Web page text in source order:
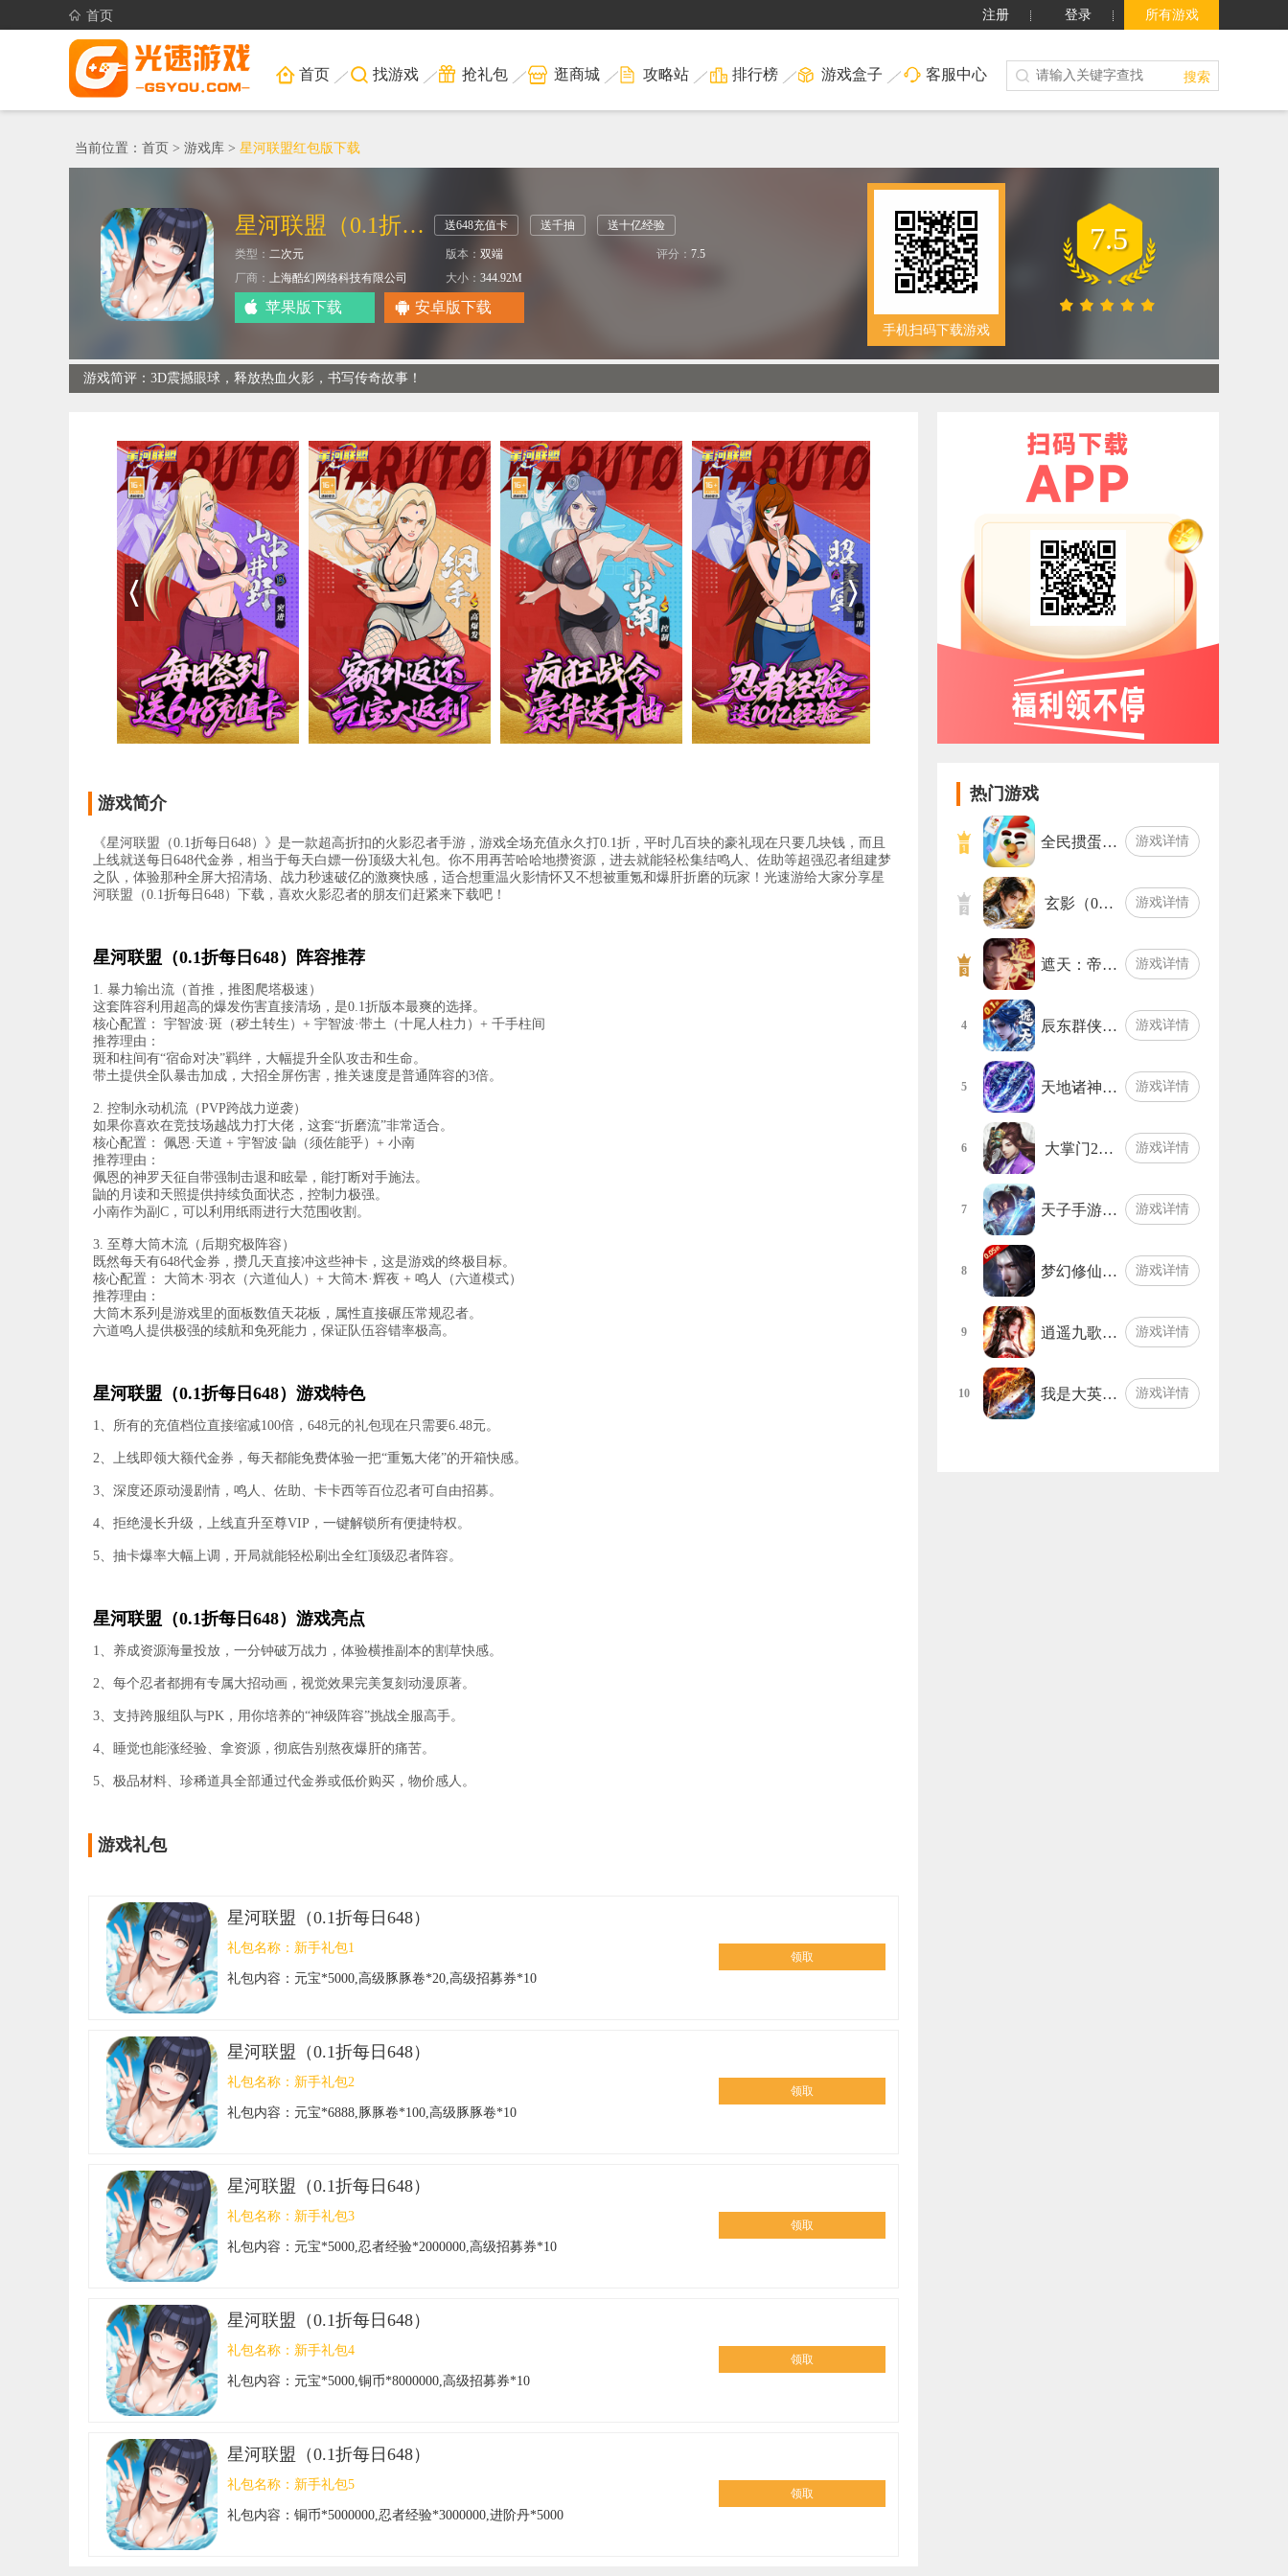
首页 注册 登录 所有游戏
首页 找游戏 抢礼包 逛商城 攻略站 排行榜 游戏盒子 客服中心 搜索
当前位置： 首页 > 游戏库 > 星河联盟红包版下载
星河联盟（0.1折每日648） 送648充值卡 送千抽 送十亿经验
类型： 二次元 版本： 双端 评分： 7.5
厂商： 上海酷幻网络科技有限公司 大小： 344.92M
苹果版下载 安卓版下载
手机扫码下载游戏
7.5
游戏简评：3D震撼眼球，释放热血火影，书写传奇故事！
游戏简介
《星河联盟（0.1折每日648）》是一款超高折扣的火影忍者手游，游戏全场充值永久打0.1折，平时几百块的豪礼现在只要几块钱，而且
上线就送每日648代金券，相当于每天白嫖一份顶级大礼包。你不用再苦哈哈地攒资源，进去就能轻松集结鸣人、佐助等超强忍者组建梦
之队，体验那种全屏大招清场、战力秒速破亿的激爽快感，适合想重温火影情怀又不想被重氪和爆肝折磨的玩家！光速游给大家分享星
河联盟（0.1折每日648）下载，喜欢火影忍者的朋友们赶紧来下载吧！
星河联盟（0.1折每日648）阵容推荐
1. 暴力输出流（首推，推图爬塔极速）
这套阵容利用超高的爆发伤害直接清场，是0.1折版本最爽的选择。
核心配置： 宇智波·斑（秽土转生）+ 宇智波·带土（十尾人柱力）+ 千手柱间
推荐理由：
斑和柱间有“宿命对决”羁绊，大幅提升全队攻击和生命。
带土提供全队暴击加成，大招全屏伤害，推关速度是普通阵容的3倍。
2. 控制永动机流（PVP跨战力逆袭）
如果你喜欢在竞技场越战力打大佬，这套“折磨流”非常适合。
核心配置： 佩恩·天道 + 宇智波·鼬（须佐能乎）+ 小南
推荐理由：
佩恩的神罗天征自带强制击退和眩晕，能打断对手施法。
鼬的月读和天照提供持续负面状态，控制力极强。
小南作为副C，可以利用纸雨进行大范围收割。
3. 至尊大筒木流（后期究极阵容）
既然每天有648代金券，攒几天直接冲这些神卡，这是游戏的终极目标。
核心配置： 大筒木·羽衣（六道仙人）+ 大筒木·辉夜 + 鸣人（六道模式）
推荐理由：
大筒木系列是游戏里的面板数值天花板，属性直接碾压常规忍者。
六道鸣人提供极强的续航和免死能力，保证队伍容错率极高。
星河联盟（0.1折每日648）游戏特色
1、所有的充值档位直接缩减100倍，648元的礼包现在只需要6.48元。
2、上线即领大额代金券，每天都能免费体验一把“重氪大佬”的开箱快感。
3、深度还原动漫剧情，鸣人、佐助、卡卡西等百位忍者可自由招募。
4、拒绝漫长升级，上线直升至尊VIP，一键解锁所有便捷特权。
5、抽卡爆率大幅上调，开局就能轻松刷出全红顶级忍者阵容。
星河联盟（0.1折每日648）游戏亮点
1、养成资源海量投放，一分钟破万战力，体验横推副本的割草快感。
2、每个忍者都拥有专属大招动画，视觉效果完美复刻动漫原著。
3、支持跨服组队与PK，用你培养的“神级阵容”挑战全服高手。
4、睡觉也能涨经验、拿资源，彻底告别熬夜爆肝的痛苦。
5、极品材料、珍稀道具全部通过代金券或低价购买，物价感人。
游戏礼包
星河联盟（0.1折每日648）
礼包名称： 新手礼包1
礼包内容： 元宝*5000,高级豚豚卷*20,高级招募券*10
领取
星河联盟（0.1折每日648）
礼包名称： 新手礼包2
礼包内容： 元宝*6888,豚豚卷*100,高级豚豚卷*10
领取
星河联盟（0.1折每日648）
礼包名称： 新手礼包3
礼包内容： 元宝*5000,忍者经验*2000000,高级招募券*10
领取
星河联盟（0.1折每日648）
礼包名称： 新手礼包4
礼包内容： 元宝*5000,铜币*8000000,高级招募券*10
领取
星河联盟（0.1折每日648）
礼包名称： 新手礼包5
礼包内容： 铜币*5000000,忍者经验*3000000,进阶丹*5000
领取
热门游戏
全民掼蛋… 游戏详情
玄影（0… 游戏详情
遮天：帝… 游戏详情
4 辰东群侠… 游戏详情
5 天地诸神… 游戏详情
6 大掌门2… 游戏详情
7 天子手游… 游戏详情
8 梦幻修仙… 游戏详情
9 逍遥九歌… 游戏详情
10 我是大英… 游戏详情